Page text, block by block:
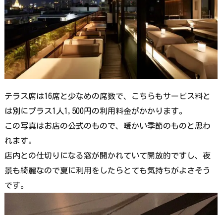
テラス席は16席と少なめの席数で、こちらもサービス料と
は別にプラス1人1,500円の利用料金がかかります。
この写真はお店の公式のもので、暖かい季節のものと思わ
れます。
店内との仕切りになる窓が開かれていて開放的ですし、夜
景も綺麗なので夏に利用をしたらとても気持ちがよさそう
です。